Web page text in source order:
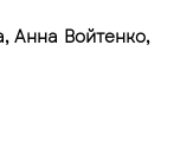
Анна Войтенко,